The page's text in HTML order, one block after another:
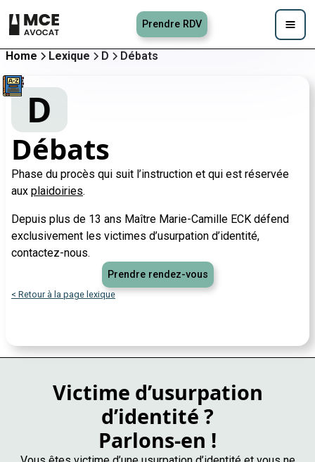
Prendre RDV
Home Lexique D Débats
D
Débats
Phase du procès qui suit l’instruction et qui est réservée
aux plaidoiries.
Depuis plus de 13 ans Maître Marie-Camille ECK défend
exclusivement les victimes d’usurpation d’identité,
contactez-nous.
Prendre rendez-vous
< Retour à la page lexique
Victime d’usurpation
d’identité ?
Parlons-en !